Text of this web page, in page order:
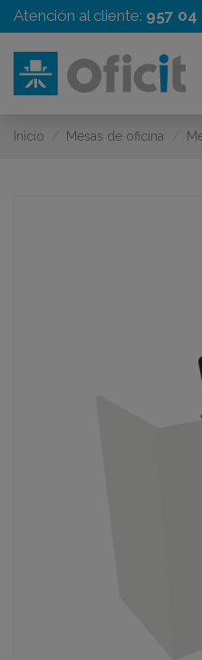
Atención al cliente: 957 04
Inicio Mesas de oficina